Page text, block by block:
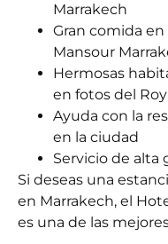
Marrakech
Gran comida
Mansour
Hermosas
en fotos del
Ayuda con la
en la ciudad
Servicio de alta
Si deseas una
en Marrakech, el
es una de las